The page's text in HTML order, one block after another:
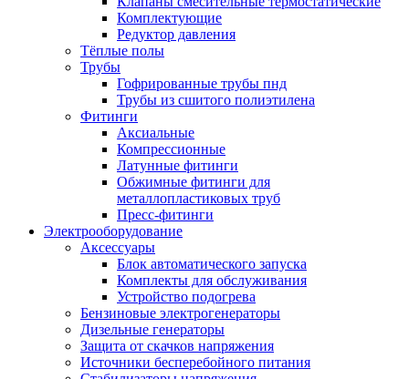
Комплектующие
Редуктор давления
Тёплые полы
Трубы
Гофрированные трубы пнд
Трубы из сшитого полиэтилена
Фитинги
Аксиальные
Компрессионные
Латунные фитинги
Обжимные фитинги для
металлопластиковых труб
Пресс-фитинги
Электрооборудование
Аксессуары
Блок автоматического запуска
Комплекты для обслуживания
Устройство подогрева
Бензиновые электрогенераторы
Дизельные генераторы
Защита от скачков напряжения
Источники бесперебойного питания